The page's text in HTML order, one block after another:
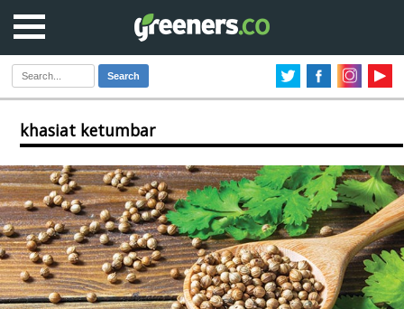
Search
khasiat ketumbar